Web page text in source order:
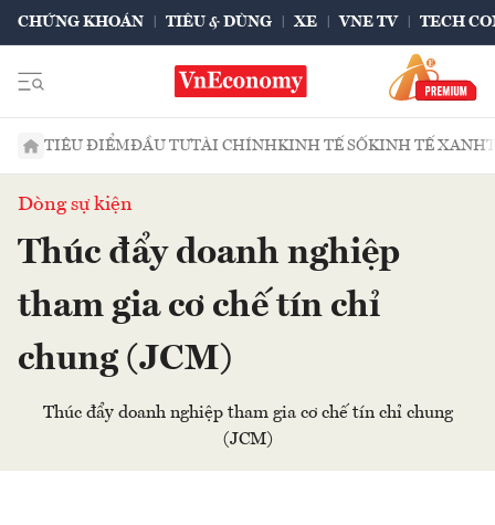
CHỨNG KHOÁN TIÊU & DÙNG XE VNE TV TECH
TIÊU ĐIỂMĐẦU TƯTÀI CHÍNHKINH TẾ SỐKINH TẾ XANH
Dòng sự kiện
Thúc đẩy doanh nghiệp
tham gia cơ chế tín chỉ
chung (JCM)
Thúc đẩy doanh nghiệp tham gia cơ chế tín chỉ chung
(JCM)